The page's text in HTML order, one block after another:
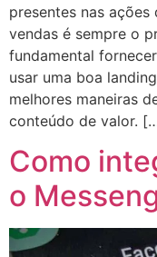
presentes nas ações
vendas é sempre o
fundamental
usar uma boa
melhores maneiras
conteúdo de valor.
Como
o